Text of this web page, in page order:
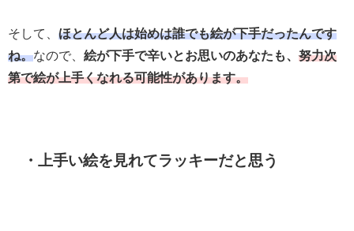
そして、 ほとんど人は始めは誰でも絵が下手だったんです
ね。なので、 絵が下手で辛いとお思いのあなたも、努力次
第で絵が上手くなれる可能性があります。
・上手い絵を見れてラッキーだと思う